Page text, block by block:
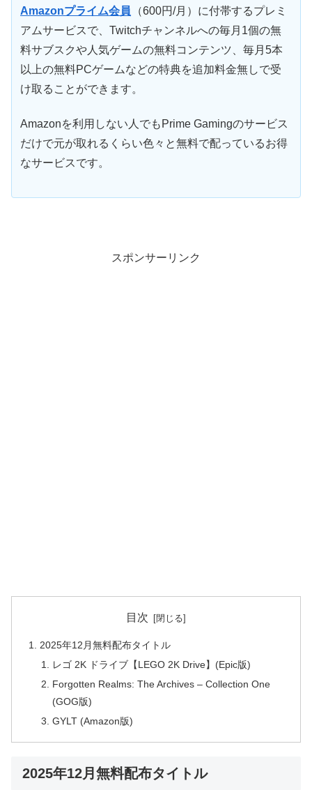
Amazonプライム会員
（600円/月）に付帯するプレミ
アムサービスで、Twitchチャンネルへの毎月1個の無
料サブスクや人気ゲームの無料コンテンツ、毎月5本
以上の無料PCゲームなどの特典を追加料金無しで受
け取ることができます。
Amazonを利用しない人でもPrime Gamingのサービス
だけで元が取れるくらい色々と無料で配っているお得
なサービスです。
スポンサーリンク
目次
2025年12月無料配布タイトル
レゴ 2K ドライブ【LEGO 2K Drive】(Epic版)
Forgotten Realms: The Archives – Collection One
(GOG版)
GYLT (Amazon版)
2025年12月無料配布タイトル